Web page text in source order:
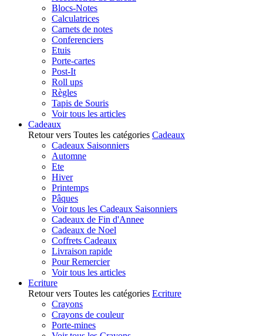
Blocs-Notes
Calculatrices
Carnets de notes
Conferenciers
Etuis
Porte-cartes
Post-It
Roll ups
Règles
Tapis de Souris
Voir tous les articles
Cadeaux
Retour vers Toutes les catégories Cadeaux
Cadeaux Saisonniers
Automne
Ete
Hiver
Printemps
Pâques
Voir tous les Cadeaux Saisonniers
Cadeaux de Fin d'Annee
Cadeaux de Noel
Coffrets Cadeaux
Livraison rapide
Pour Remercier
Voir tous les articles
Ecriture
Retour vers Toutes les catégories Ecriture
Crayons
Crayons de couleur
Porte-mines